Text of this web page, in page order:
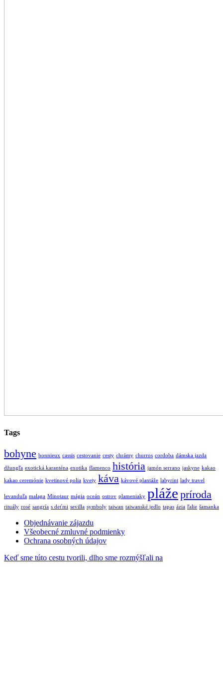
Tags
bohyne bonnieux cassis cestovanie cesty chrámy churros cordoba dámska jazda
džungľa exotická karanténa exotika flamenco história jamón serrano jaskyne kakao
kakao ceremónie kvetinové polia kvety káva kávové plantáže labyrint lady travel
levanduľa malaga Minotaur mágia oceán ostrov plameniaky pláže príroda
rituály rosé sangría s deťmi sevilla symboly taiwan taiwanské jedlo tapas ázia ľalie šamanka
Objednávanie zájazdu
Všeobecné zmluvné podmienky
Ochrana osobných údajov
Keď sme túto cestu tvorili, dlho sme rozmýšľali na